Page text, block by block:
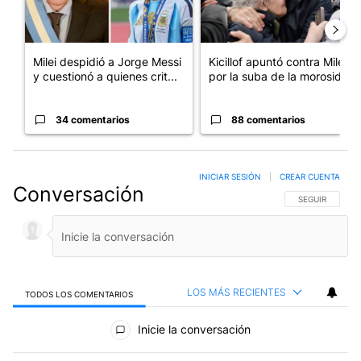
Milei despidió a Jorge Messi
y cuestionó a quienes crit...
34 comentarios
Kicillof apuntó contra Milei
por la suba de la morosida...
88 comentarios
Conversación SIGA ESTA
SEGUIR
INICIAR SESIÓN CREAR CUENTA
TODOS LOS COMENTARIOS LOS MÁS RECIENTES
Todos los comentarios
Inicie la conversación